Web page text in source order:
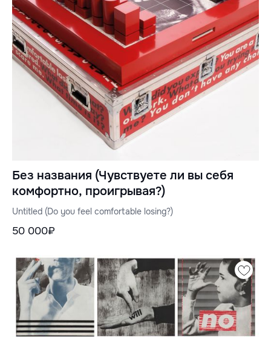
Без названия (Чувствуете ли вы себя
комфортно, проигрывая?)
Untitled (Do you feel comfortable losing?)
50 000₽